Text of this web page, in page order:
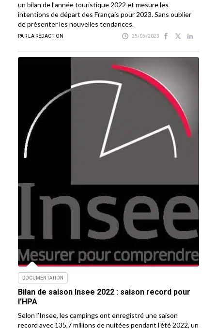
un bilan de l’année touristique 2022 et mesure les
intentions de départ des Français pour 2023. Sans oublier
de présenter les nouvelles tendances.
PAR LA RÉDACTION 25/05/2023
DOCUMENTATION
Bilan de saison Insee 2022 : saison record pour
l’HPA
Selon l’Insee, les campings ont enregistré une saison
record avec 135,7 millions de nuitées pendant l’été 2022, un